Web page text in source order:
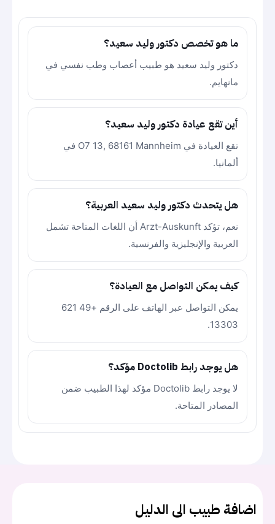
ما هو تخصص دكتور وليد سعيد؟
دكتور وليد سعيد هو طبيب أعصاب وطب نفسي في
مانهايم.
أين تقع عيادة دكتور وليد سعيد؟
تقع العيادة في O7 13, 68161 Mannheim في
ألمانيا.
هل يتحدث دكتور وليد سعيد العربية؟
نعم، تؤكد Arzt-Auskunft أن اللغات المتاحة تشمل
العربية والإنجليزية والفرنسية.
كيف يمكن التواصل مع العيادة؟
يمكن التواصل عبر الهاتف على الرقم +49 621
13303.
هل يوجد رابط Doctolib مؤكد؟
لا يوجد رابط Doctolib مؤكد لهذا الطبيب ضمن
المصادر المتاحة.
اضافة طبيب الى الدليل